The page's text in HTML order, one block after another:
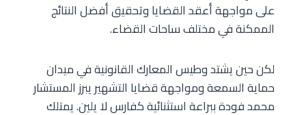
على مواجهة أعقد القضايا وتحقيق أفضل النتائج
الممكنة في مختلف ساحات القضاء.
لكن حين يشتد وطيس المعارك القانونية في ميدان
حماية السمعة ومواجهة قضايا التشهير يبرز المستشار
محمد فودة ببراعة استثنائية كفارس لا يلين. يمتلك